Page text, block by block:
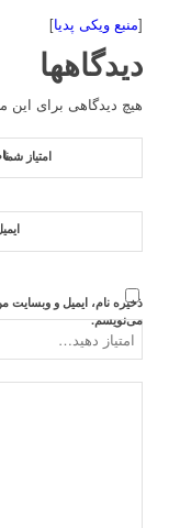
[منبع ویکی پدیا]
دیدگاهها
هیچ دیدگاهی برای
ذخیره نام، ایمیل و وبسایت
می‌نویسم.
امتیاز شما